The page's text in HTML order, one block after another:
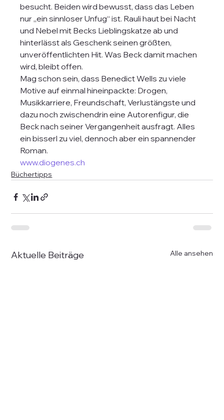
besucht. Beiden wird bewusst, dass das Leben
nur „ein sinnloser Unfug“ ist. Rauli haut bei Nacht
und Nebel mit Becks Lieblingskatze ab und
hinterlässt als Geschenk seinen größten,
unveröffentlichten Hit. Was Beck damit machen
wird, bleibt offen.
Mag schon sein, dass Benedict Wells zu viele
Motive auf einmal hineinpackte: Drogen,
Musikkarriere, Freundschaft, Verlustängste und
dazu noch zwischendrin eine Autorenfigur, die
Beck nach seiner Vergangenheit ausfragt. Alles
ein bisserl zu viel, dennoch aber ein spannender
Roman.
www.diogenes.ch
Büchertipps
Aktuelle Beiträge Alle ansehen